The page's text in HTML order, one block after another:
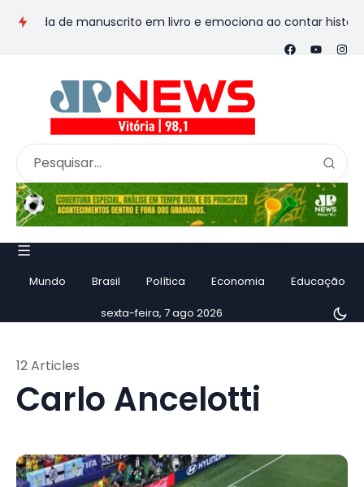
manuscrito em livro e emociona ao contar história Vila
Mundo Brasil Política Economia Educação
sexta-feira, 7 ago 2026
Carlo Ancelotti
12 Articles